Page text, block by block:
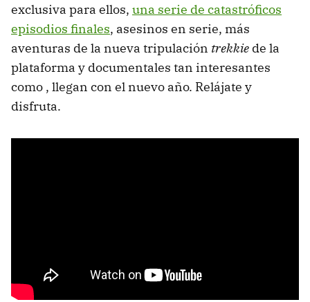
exclusiva para ellos, una serie de catastróficos
episodios finales, asesinos en serie, más
aventuras de la nueva tripulación trekkie de la
plataforma y documentales tan interesantes
como , llegan con el nuevo año. Relájate y
disfruta.